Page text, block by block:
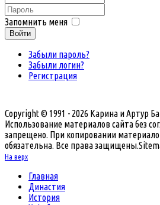
Запомнить меня
Войти
Забыли пароль?
Забыли логин?
Регистрация
Copyright © 1991 - 2026 Карина и Артур
Использование материалов сайта без
запрещено. При копировании
обязательна. Все права защищены.
На верх
Главная
Династия
История